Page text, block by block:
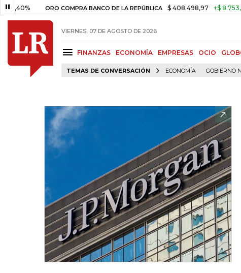
ORO COMPRA BANCO DE LA REPÚBLICA $ 408.498,97 +$ 8.753,81
VIERNES, 07 DE AGOSTO DE 2026
FINANZAS ECONOMÍA EMPRESAS OCIO
TEMAS DE CONVERSACIÓN ECONOMÍA GOBIERNO